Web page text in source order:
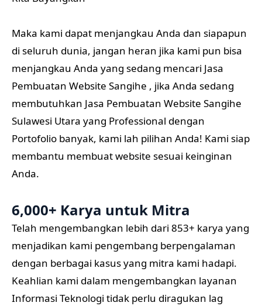
Maka kami dapat menjangkau Anda dan siapapun
di seluruh dunia, jangan heran jika kami pun bisa
menjangkau Anda yang sedang mencari Jasa
Pembuatan Website Sangihe , jika Anda sedang
membutuhkan Jasa Pembuatan Website Sangihe
Sulawesi Utara yang Professional dengan
Portofolio banyak, kami lah pilihan Anda! Kami siap
membantu membuat website sesuai keinginan
Anda.
6,000+ Karya untuk Mitra
Telah mengembangkan lebih dari 853+ karya yang
menjadikan kami pengembang berpengalaman
dengan berbagai kasus yang mitra kami hadapi.
Keahlian kami dalam mengembangkan layanan
Informasi Teknologi tidak perlu diragukan lag